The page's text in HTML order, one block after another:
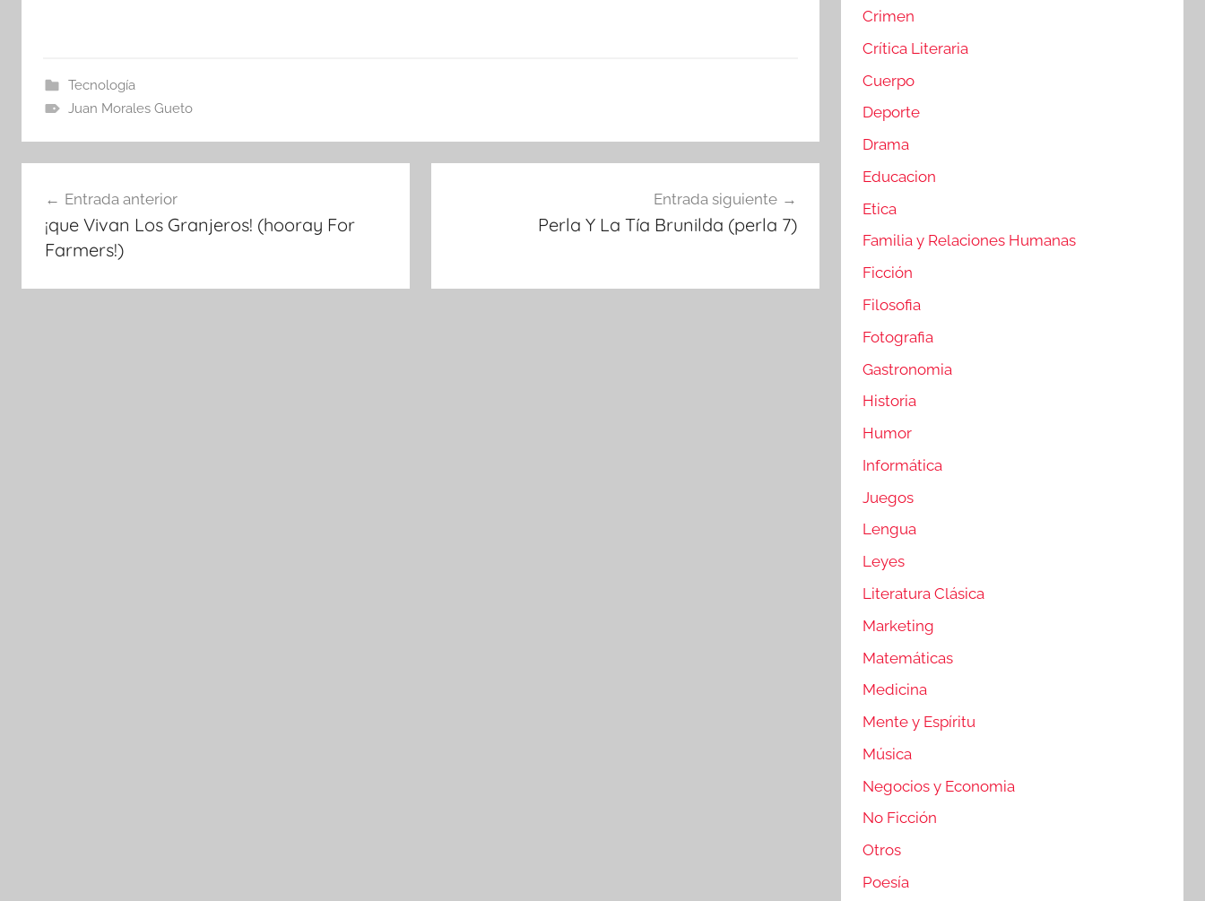
Tecnología
Juan Morales Gueto
de
entradas
Entrada anterior
¡que Vivan Los Granjeros! (hooray For
Farmers!)
Entrada siguiente
Perla Y La Tía Brunilda (perla 7)
Crimen
Crítica Literaria
Cuerpo
Deporte
Drama
Educacion
Etica
Familia y Relaciones Humanas
Ficción
Filosofia
Fotografia
Gastronomia
Historia
Humor
Informática
Juegos
Lengua
Leyes
Literatura Clásica
Marketing
Matemáticas
Medicina
Mente y Espíritu
Música
Negocios y Economia
No Ficción
Otros
Poesía